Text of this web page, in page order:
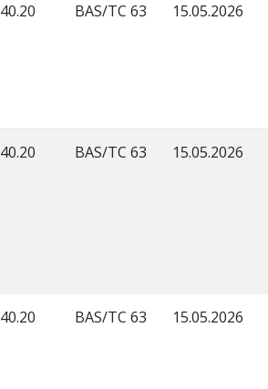
40.20 BAS/TC 63 15.05.2026
40.20 BAS/TC 63 15.05.2026
40.20 BAS/TC 63 15.05.2026